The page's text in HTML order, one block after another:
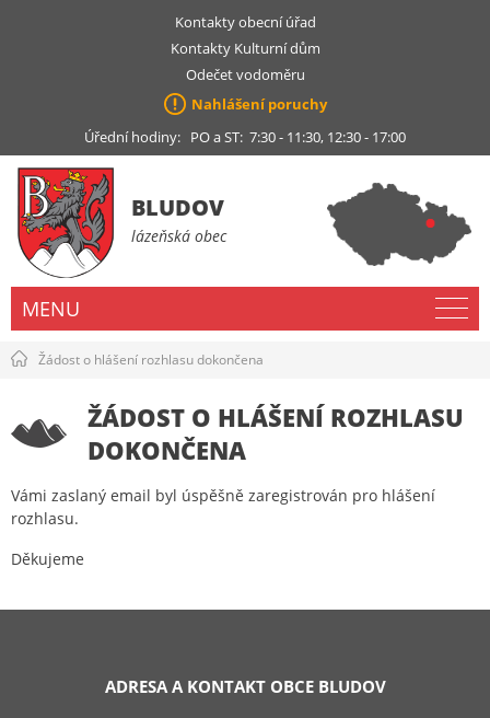
Kontakty obecní úřad
Kontakty Kulturní dům
Odečet vodoměru
Nahlášení poruchy
Úřední hodiny: PO a ST: 7:30 - 11:30, 12:30 - 17:00
BLUDOV
lázeňská obec
MENU
Žádost o hlášení rozhlasu dokončena
ŽÁDOST O HLÁŠENÍ ROZHLASU
DOKONČENA
Vámi zaslaný email byl úspěšně zaregistrován pro hlášení
rozhlasu.
Děkujeme
ADRESA A KONTAKT OBCE BLUDOV